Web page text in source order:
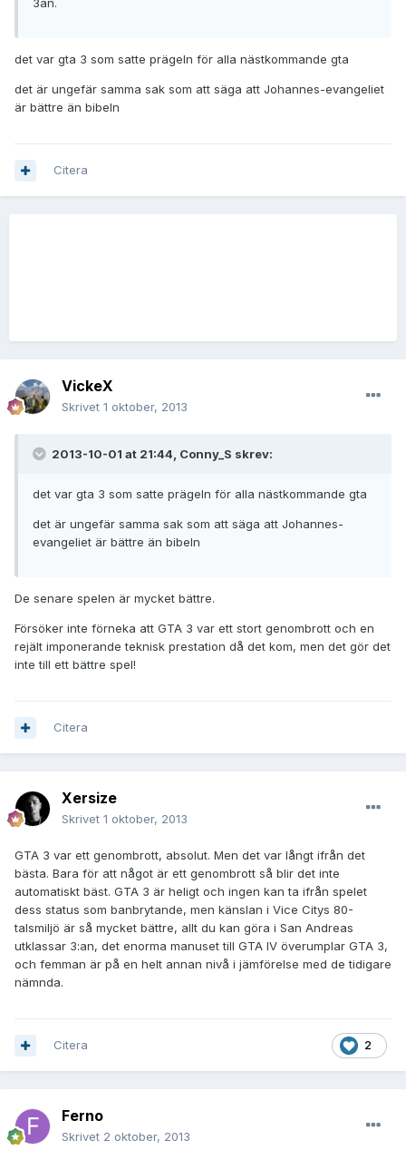
3an.
det var gta 3 som satte prägeln för alla nästkommande gta
det är ungefär samma sak som att säga att Johannes-evangeliet
är bättre än bibeln
Citera
VickeX
Skrivet 1 oktober, 2013
2013-10-01 at 21:44, Conny_S skrev:
det var gta 3 som satte prägeln för alla nästkommande gta
det är ungefär samma sak som att säga att Johannes-
evangeliet är bättre än bibeln
De senare spelen är mycket bättre.
Försöker inte förneka att GTA 3 var ett stort genombrott och en
rejält imponerande teknisk prestation då det kom, men det gör det
inte till ett bättre spel!
Citera
Xersize
Skrivet 1 oktober, 2013
GTA 3 var ett genombrott, absolut. Men det var långt ifrån det
bästa. Bara för att något är ett genombrott så blir det inte
automatiskt bäst. GTA 3 är heligt och ingen kan ta ifrån spelet
dess status som banbrytande, men känslan i Vice Citys 80-
talsmiljö är så mycket bättre, allt du kan göra i San Andreas
utklassar 3:an, det enorma manuset till GTA IV överumplar GTA 3,
och femman är på en helt annan nivå i jämförelse med de tidigare
nämnda.
2
Citera
Ferno
Skrivet 2 oktober, 2013